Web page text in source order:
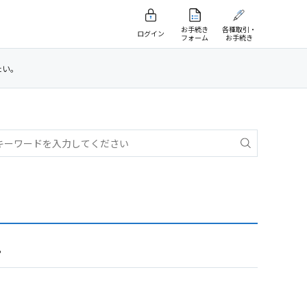
ログイン
お手続き
フォーム
各種取引・
お手続き
。